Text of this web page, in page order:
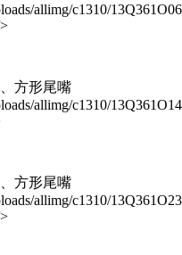
allimg/c1310/
方形尾嘴
allimg/c1310/
方形尾嘴
allimg/c1310/